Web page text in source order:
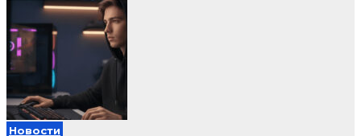
Новости